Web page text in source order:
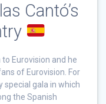
Cantó’s
Eurovision and he
of Eurovision. For
special gala in which
the Spanish